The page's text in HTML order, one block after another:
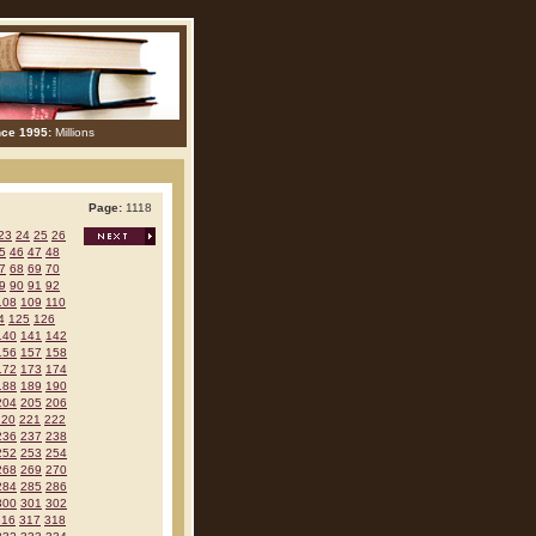
1995: Millions
Page: 1118
24 25 26
46 47 48
68 69 70
90 91 92
109 110
125 126
141 142
157 158
173 174
189 190
205 206
221 222
237 238
253 254
269 270
285 286
301 302
317 318